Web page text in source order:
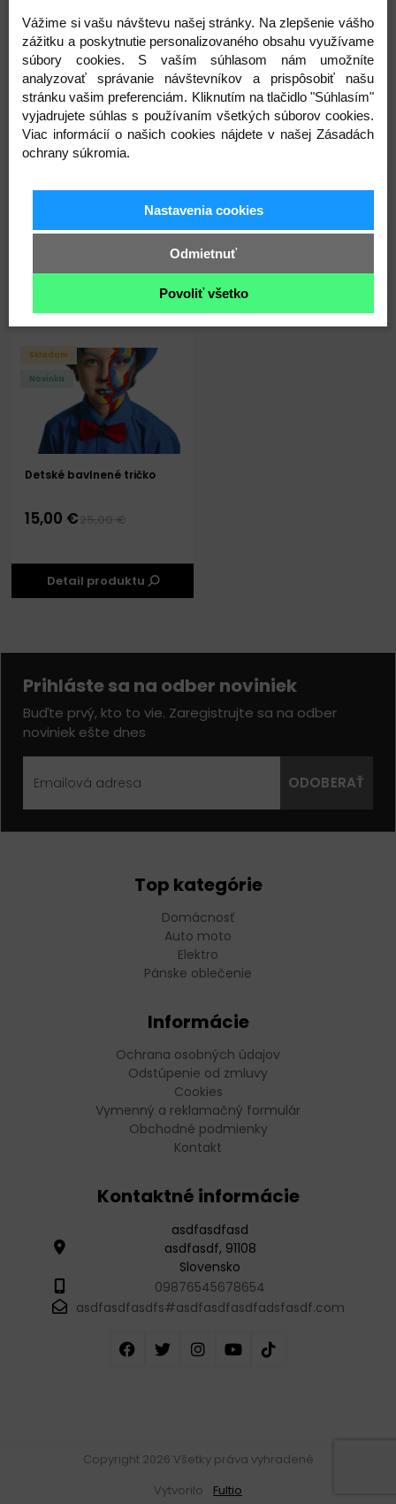
Detské tričko je pohodlným a štýlovým
oblečením pre malé nadšené dobrodruhy. Toto
tričko je vyrobené z mäkkých a kvalitných
materiálov, čím zabezpečuje pohodlie a
slobodu pohybu. S rôznorodými dizajnmi a
farebnými možnosťami sa detské tričko stáva
skvelým spoločníkom pre hranie, športovanie a
každodenné radovánky. Je ideálnym doplnkom
svoju osobnosť a štýl.
Súvisiace produkty
Skladom
Novinka
Detské bavlnené tričko
15,00 € 25,00 €
Detail produktu
Prihláste sa na odber noviniek
Buďte prvý, kto to vie. Zaregistrujte sa na odber
noviniek ešte dnes
ODOBERAŤ
Top kategórie
Domácnosť
Auto moto
Elektro
Pánske oblečenie
Informácie
Ochrana osobných údajov
Odstúpenie od zmluvy
Cookies
Vymenný a reklamačný formulár
Obchodné podmienky
Kontakt
Kontaktné informácie
asdfasdfasd
asdfasdf, 91108
Slovensko
09876545678654
asdfasdfasdfs#asdfasdfasdfadsfasdf.com
Copyright 2026 Všetky práva vyhradené
Vytvorilo
Fultio
Vážime si vašu návštevu našej stránky. Na zlepšenie vášho
zážitku a poskytnutie personalizovaného obsahu využívame
súbory cookies. S vaším súhlasom nám umožníte
analyzovať správanie návštevníkov a prispôsobiť našu
stránku vašim preferenciám. Kliknutím na tlačidlo "Súhlasím"
vyjadrujete súhlas s používaním všetkých súborov cookies.
Viac informácií o našich cookies nájdete v našej Zásadách
ochrany súkromia.
Nastavenia cookies
Odmietnuť
Povoliť všetko